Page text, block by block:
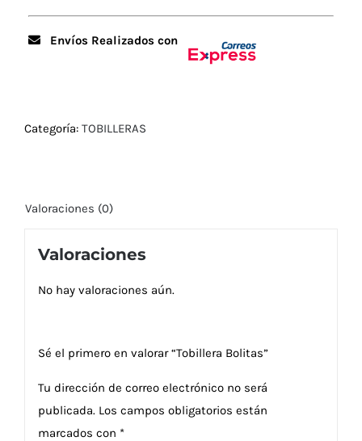
Envíos Realizados con
Categoría: TOBILLERAS
Valoraciones (0)
Valoraciones
No hay valoraciones aún.
Sé el primero en valorar “Tobillera Bolitas”
Tu dirección de correo electrónico no será
publicada. Los campos obligatorios están
marcados con *